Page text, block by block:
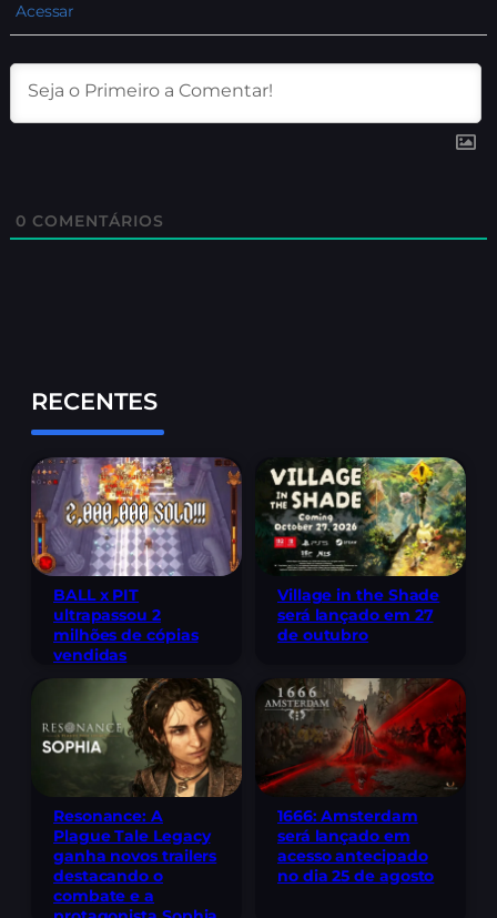
Acessar
0 COMENTÁRIOS
RECENTES
BALL x PIT
ultrapassou 2
milhões de cópias
vendidas
Village in the Shade
será lançado em 27
de outubro
Resonance: A
Plague Tale Legacy
ganha novos trailers
destacando o
combate e a
1666: Amsterdam
será lançado em
acesso antecipado
no dia 25 de agosto